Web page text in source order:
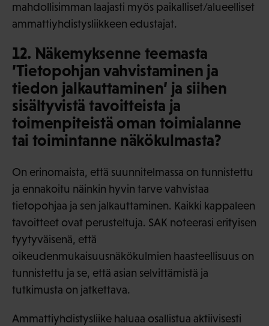
mahdollisimman laajasti myös paikalliset/alueelliset
ammattiyhdistysliikkeen edustajat.
12. Näkemyksenne teemasta
’Tietopohjan vahvistaminen ja
tiedon jalkauttaminen’ ja siihen
sisältyvistä tavoitteista ja
toimenpiteistä oman toimialanne
tai toimintanne näkökulmasta?
On erinomaista, että suunnitelmassa on tunnistettu
ja ennakoitu näinkin hyvin tarve vahvistaa
tietopohjaa ja sen jalkauttaminen. Kaikki kappaleen
tavoitteet ovat perusteltuja. SAK noteerasi erityisen
tyytyväisenä, että
oikeudenmukaisuusnäkökulmien haasteellisuus on
tunnistettu ja se, että asian selvittämistä ja
tutkimusta on jatkettava.
Ammattiyhdistysliike haluaa osallistua aktiivisesti